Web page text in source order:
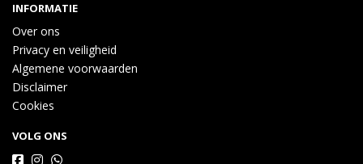
INFORMATIE
Over ons
Privacy en veiligheid
Algemene voorwaarden
Disclaimer
Cookies
VOLG ONS